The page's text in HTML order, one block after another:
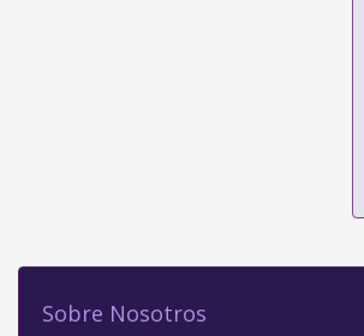
Sobre Nosotros